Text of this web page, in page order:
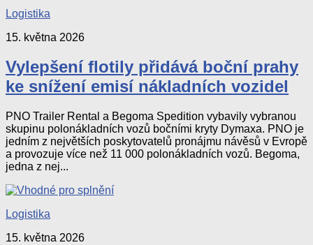
Logistika
15. května 2026
Vylepšení flotily přidává boční prahy
ke snížení emisí nákladních vozidel
PNO Trailer Rental a Begoma Spedition vybavily vybranou
skupinu polonákladních vozů bočními kryty Dymaxa. PNO je
jedním z největších poskytovatelů pronájmu návěsů v Evropě
a provozuje více než 11 000 polonákladních vozů. Begoma,
jedna z nej...
Logistika
15. května 2026